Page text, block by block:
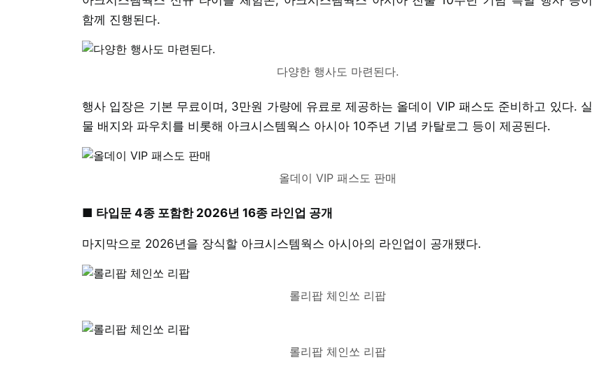
함께 진행된다.
다양한 행사도 마련된다.
행사 입장은 기본 무료이며, 3만원 가량에 유료로 제공하는 올데이 VIP 패스도 준비하고 있다. 실
물 배지와 파우치를 비롯해 아크시스템웍스 아시아 10주년 기념 카탈로그 등이 제공된다.
올데이 VIP 패스도 판매
■ 타입문 4종 포함한 2026년 16종 라인업 공개
마지막으로 2026년을 장식할 아크시스템웍스 아시아의 라인업이 공개됐다.
롤리팝 체인쏘 리팝
롤리팝 체인쏘 리팝